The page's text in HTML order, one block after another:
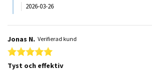
2026-03-26
Jonas N. Verifierad kund
5.0 star rating
Tyst och effektiv